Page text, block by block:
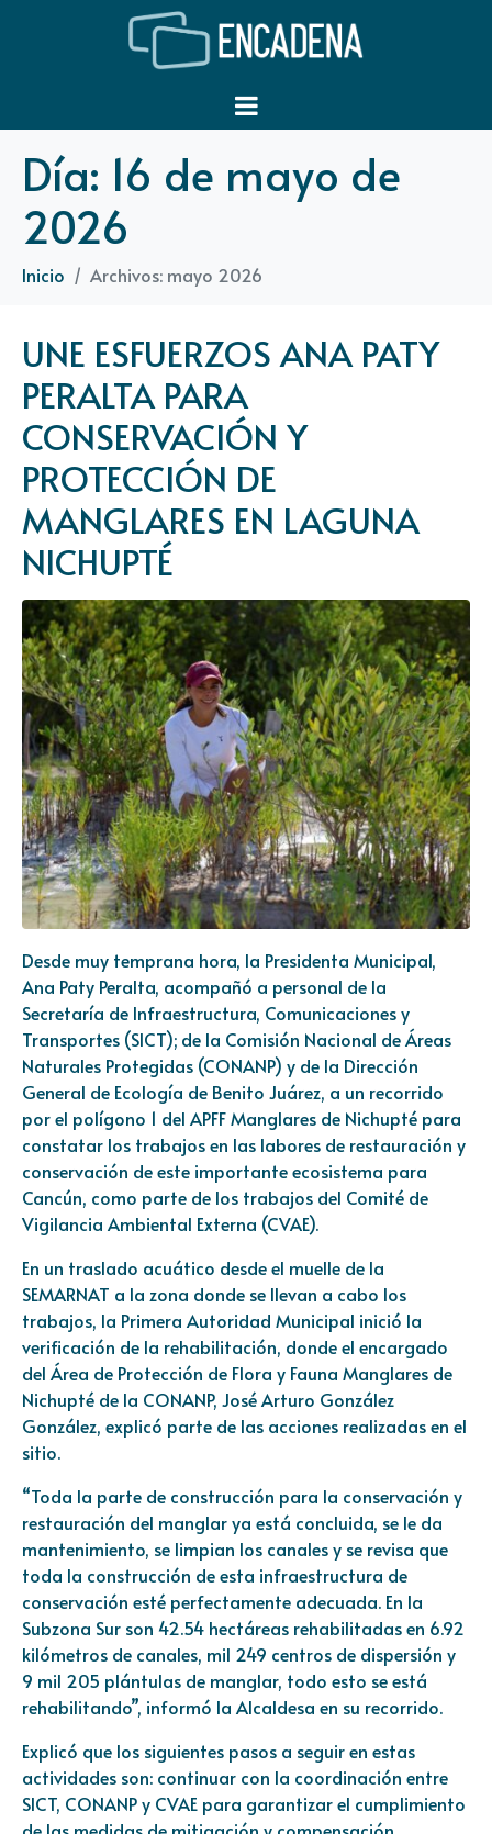
Día: 16 de mayo de
2026
Inicio Archivos: mayo 2026
UNE ESFUERZOS ANA PATY
PERALTA PARA
CONSERVACIÓN Y
PROTECCIÓN DE
MANGLARES EN LAGUNA
NICHUPTÉ
Desde muy temprana hora, la Presidenta Municipal,
Ana Paty Peralta, acompañó a personal de la
Secretaría de Infraestructura, Comunicaciones y
Transportes (SICT); de la Comisión Nacional de Áreas
Naturales Protegidas (CONANP) y de la Dirección
General de Ecología de Benito Juárez, a un recorrido
por el polígono 1 del APFF Manglares de Nichupté para
constatar los trabajos en las labores de restauración y
conservación de este importante ecosistema para
Cancún, como parte de los trabajos del Comité de
Vigilancia Ambiental Externa (CVAE).
En un traslado acuático desde el muelle de la
SEMARNAT a la zona donde se llevan a cabo los
trabajos, la Primera Autoridad Municipal inició la
verificación de la rehabilitación, donde el encargado
del Área de Protección de Flora y Fauna Manglares de
Nichupté de la CONANP, José Arturo González
González, explicó parte de las acciones realizadas en el
sitio.
“Toda la parte de construcción para la conservación y
restauración del manglar ya está concluida, se le da
mantenimiento, se limpian los canales y se revisa que
toda la construcción de esta infraestructura de
conservación esté perfectamente adecuada. En la
Subzona Sur son 42.54 hectáreas rehabilitadas en 6.92
kilómetros de canales, mil 249 centros de dispersión y
9 mil 205 plántulas de manglar, todo esto se está
rehabilitando”, informó la Alcaldesa en su recorrido.
Explicó que los siguientes pasos a seguir en estas
actividades son: continuar con la coordinación entre
SICT, CONANP y CVAE para garantizar el cumplimiento